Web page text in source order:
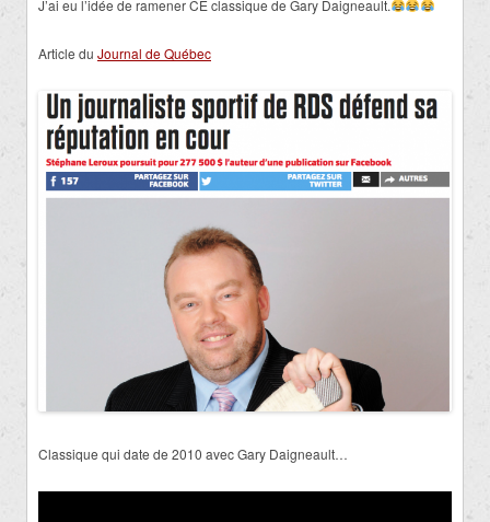
J’ai eu l’idée de ramener CE classique de Gary Daigneault.
Article du Journal de Québec
Classique qui date de 2010 avec Gary Daigneault…